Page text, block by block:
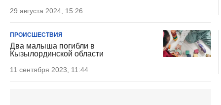
29 августа 2024, 15:26
ПРОИСШЕСТВИЯ
Два малыша погибли в
Кызылординской области
11 сентября 2023, 11:44